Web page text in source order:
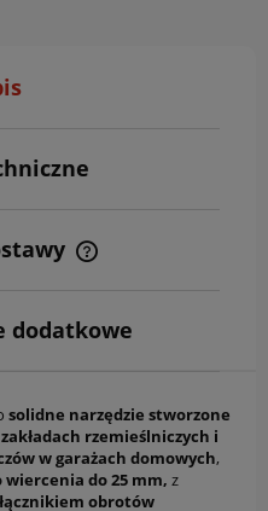
kosztów płatności
dodatkowe
solidne narzędzie stworzone
zakładach rzemieślniczych i
w garażach domowych,
wiercenia do 25 mm, z
obrotów